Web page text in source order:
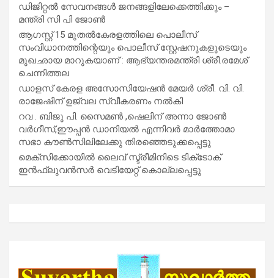
ഡിജിറ്റൽ സേവനങ്ങൾ ജനങ്ങളിലേക്കെത്തിക്കും –
മന്ത്രി സി പി ജോൺ
ആഗസ്റ്റ് 15 മുതല്‍കേരളത്തിലെ പൊലീസ്
സംവിധാനത്തിന്റെയും പൊലീസ് സ്റ്റേഷനുകളുടെയും
മുഖഛായ മാറുകയാണ് : ആഭ്യന്തരമന്ത്രി ശ്രീ.രമേശ്
ചെന്നിത്തല
ഡാളസ് കേരള അസോസിയേഷൻ മേയർ ശ്രീ. വി. വി.
രാജേഷിന് ഉജ്വല സ്വീകരണം നൽകി
റവ . ബിജു പി. സൈമൺ ,ഷെലിന് അന്നാ ജോൺ
വർഗീസ്,ഈപ്പൻ ഡാനിയൽ എന്നിവർ മാർത്തോമാ
സഭാ കൗൺസിലിലേക്കു തിരഞ്ഞെടുക്കപ്പെട്ടു
മെക്സിക്കോയിൽ ലൈവ് സ്ട്രീമിനിടെ ടിക്‌ടോക്
ഇൻഫ്ലുവൻസർ വെടിയേറ്റ് കൊല്ലപ്പെട്ടു